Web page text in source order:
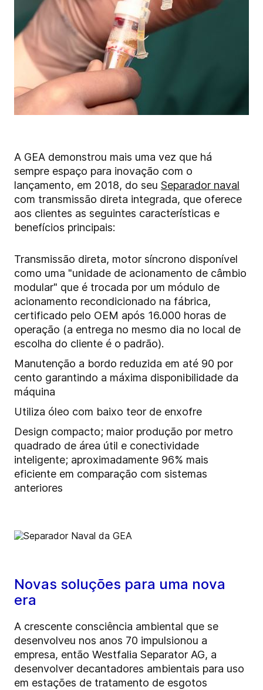
A GEA demonstrou mais uma vez que há
sempre espaço para inovação com o
lançamento, em 2018, do seu Separador naval
com transmissão direta integrada, que oferece
aos clientes as seguintes características e
benefícios principais:
Transmissão direta, motor síncrono disponível
como uma "unidade de acionamento de câmbio
modular" que é trocada por um módulo de
acionamento recondicionado na fábrica,
certificado pelo OEM após 16.000 horas de
operação (a entrega no mesmo dia no local de
escolha do cliente é o padrão).
Manutenção a bordo reduzida em até 90 por
cento garantindo a máxima disponibilidade da
máquina
Utiliza óleo com baixo teor de enxofre
Design compacto; maior produção por metro
quadrado de área útil e conectividade
inteligente; aproximadamente 96% mais
eficiente em comparação com sistemas
anteriores
Novas soluções para uma nova
era
A crescente consciência ambiental que se
desenvolveu nos anos 70 impulsionou a
empresa, então Westfalia Separator AG, a
desenvolver decantadores ambientais para uso
em estações de tratamento de esgotos